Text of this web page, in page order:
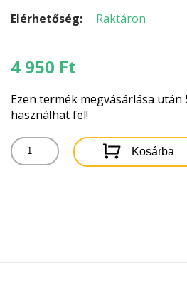
Elérhetőség:
Raktáron
4 950 Ft
Ezen termék megvásárlása után
használhat fel!
BOSCH
FLAT
Kosárba